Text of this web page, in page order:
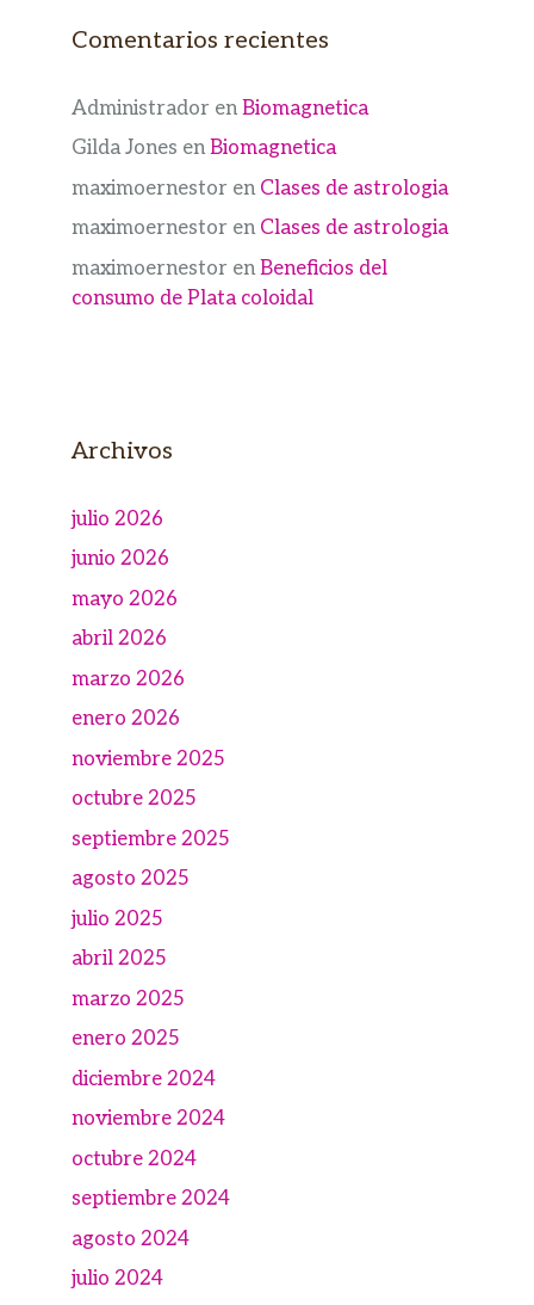
Comentarios recientes
Administrador enBiomagnetica
Gilda Jones enBiomagnetica
maximoernestor en Clases de astrologia
maximoernestor en Clases de astrologia
maximoernestor enBeneficios del
consumo de Plata coloidal
Archivos
julio 2026
junio 2026
mayo 2026
abril 2026
marzo 2026
enero 2026
noviembre 2025
octubre 2025
septiembre 2025
agosto 2025
julio 2025
abril 2025
marzo 2025
enero 2025
diciembre 2024
noviembre 2024
octubre 2024
septiembre 2024
agosto 2024
julio 2024